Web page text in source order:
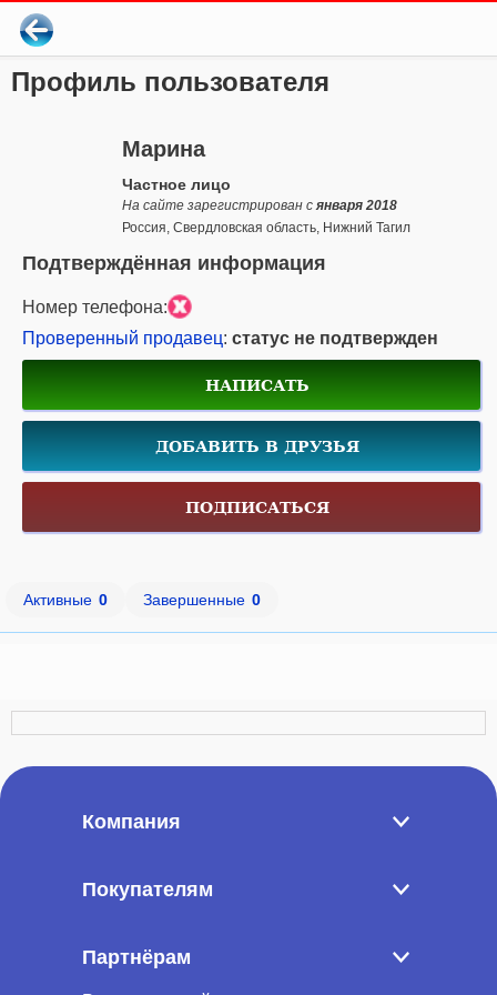
Профиль пользователя
Марина
Частное лицо
На сайте зарегистрирован сянваря 2018
Россия, Свердловская область, Нижний Тагил
Подтверждённая информация
Номер телефона:
Проверенный продавец: статус не подтвержден
НАПИСАТЬ
ДОБАВИТЬ В ДРУЗЬЯ
ПОДПИСАТЬСЯ
Активные 0 Завершенные 0
Компания
Покупателям
Партнёрам